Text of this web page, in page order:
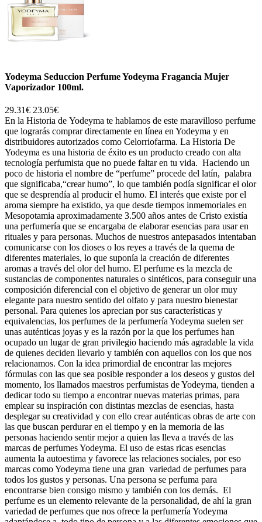
Yodeyma Seduccion Perfume Yodeyma Fragancia Mujer
Vaporizador 100ml.
29.31€ 23.05€
En la Historia de Yodeyma te hablamos de este maravilloso perfume
que lograrás comprar directamente en línea en Yodeyma y en
distribuidores autorizados como Celorriofarma. La Historia De
Yodeyma es una historia de éxito es un producto creado con alta
tecnología perfumista que no puede faltar en tu vida. Haciendo un
poco de historia el nombre de “perfume” procede del latín, palabra
que significaba,“crear humo”, lo que también podía significar el olor
que se desprendía al producir el humo. El interés que existe por el
aroma siempre ha existido, ya que desde tiempos inmemoriales en
Mesopotamia aproximadamente 3.500 años antes de Cristo existía
una perfumería que se encargaba de elaborar esencias para usar en
rituales y para personas. Muchos de nuestros antepasados intentaban
comunicarse con los dioses o los reyes a través de la quema de
diferentes materiales, lo que suponía la creación de diferentes
aromas a través del olor del humo. El perfume es la mezcla de
sustancias de componentes naturales o sintéticos, para conseguir una
composición diferencial con el objetivo de generar un olor muy
elegante para nuestro sentido del olfato y para nuestro bienestar
personal. Para quienes los aprecian por sus características y
equivalencias, los perfumes de la perfumería Yodeyma suelen ser
unas auténticas joyas y es la razón por la que los perfumes han
ocupado un lugar de gran privilegio haciendo más agradable la vida
de quienes deciden llevarlo y también con aquellos con los que nos
relacionamos. Con la idea primordial de encontrar las mejores
fórmulas con las que sea posible responder a los deseos y gustos del
momento, los llamados maestros perfumistas de Yodeyma, tienden a
dedicar todo su tiempo a encontrar nuevas materias primas, para
emplear su inspiración con distintas mezclas de esencias, hasta
desplegar su creatividad y con ello crear auténticas obras de arte con
las que buscan perdurar en el tiempo y en la memoria de las
personas haciendo sentir mejor a quien las lleva a través de las
marcas de perfumes Yodeyma. El uso de estas ricas esencias
aumenta la autoestima y favorece las relaciones sociales, por eso
marcas como Yodeyma tiene una gran variedad de perfumes para
todos los gustos y personas. Una persona se perfuma para
encontrarse bien consigo mismo y también con los demás. El
perfume es un elemento relevante de la personalidad, de ahí la gran
variedad de perfumes que nos ofrece la perfumería Yodeyma